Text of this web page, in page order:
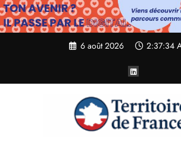
Aller
au
contenu
6 août 2026 2:37:35